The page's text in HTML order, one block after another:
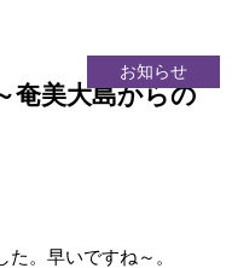
奄美大島からの
お知らせ
。早いですね～。